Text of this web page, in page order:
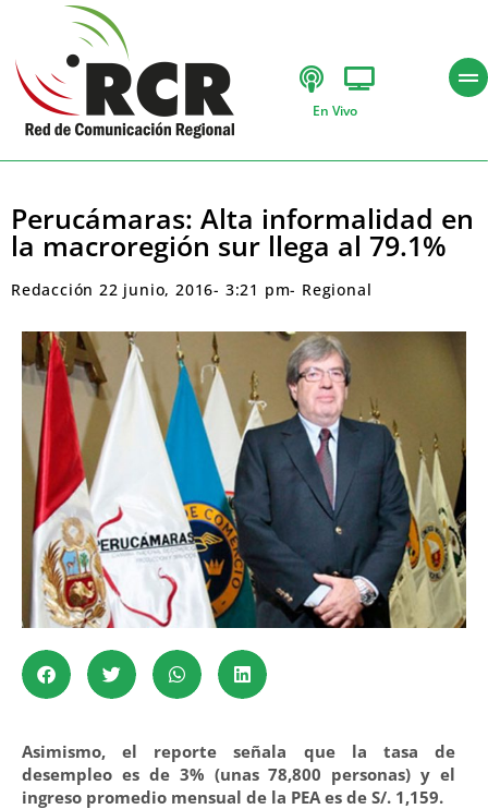
En Vivo
Perucámaras: Alta informalidad en
la macroregión sur llega al 79.1%
Redacción 22 junio, 2016- 3:21 pm- Regional
Asimismo, el reporte señala que la tasa de
desempleo es de 3% (unas 78,800 personas) y el
ingreso promedio mensual de la PEA es de S/. 1,159.